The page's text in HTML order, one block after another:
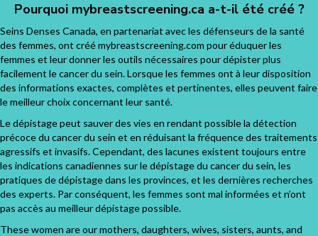
Pourquoi mybreastscreening.ca a-t-il été créé ?
Seins Denses Canada, en partenariat avec les défenseurs de la santé
des femmes, ont créé mybreastscreening.com pour éduquer les
femmes et leur donner les outils nécessaires pour dépister plus
facilement le cancer du sein. Lorsque les femmes ont à leur disposition
des informations exactes, complètes et pertinentes, elles peuvent faire
le meilleur choix concernant leur santé.
Le dépistage peut sauver des vies en rendant possible la détection
précoce du cancer du sein et en réduisant la fréquence des traitements
agressifs et invasifs. Cependant, des lacunes existent toujours entre
les indications canadiennes sur le dépistage du cancer du sein, les
pratiques de dépistage dans les provinces, et les dernières recherches
des experts. Par conséquent, les femmes sont mal informées et n’ont
pas accès au meilleur dépistage possible.
These women are our mothers, daughters, wives, sisters, aunts, and